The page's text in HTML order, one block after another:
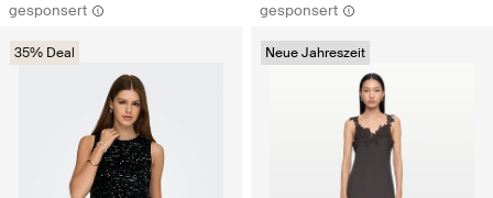
gesponsert
35% Deal
gesponsert
Neue Jahreszeit